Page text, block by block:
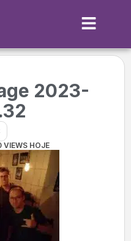
2023-
VIEWS HOJE